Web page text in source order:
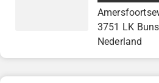
3751 LK
Nederland